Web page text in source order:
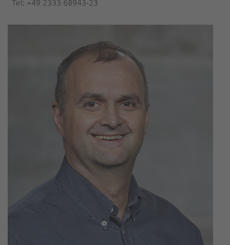
Tel: +49 2333 68943-23